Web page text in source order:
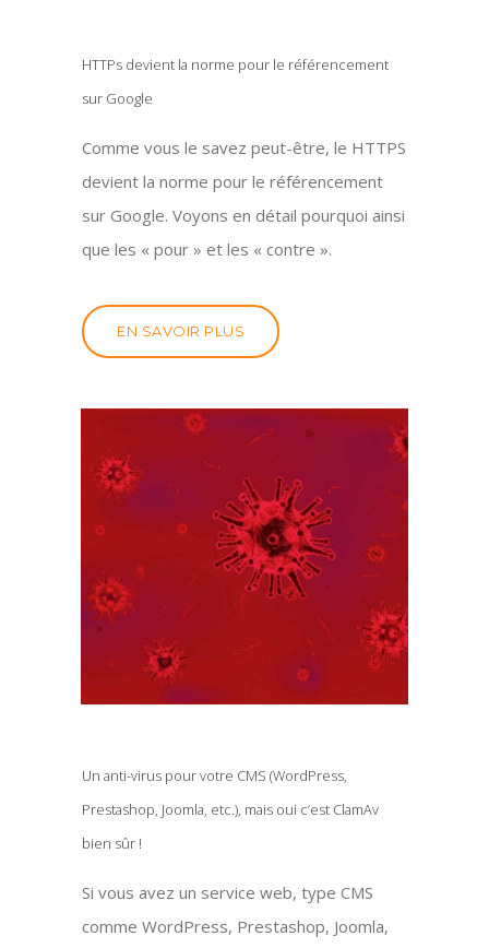
HTTPs devient la norme pour le référencement
sur Google
Comme vous le savez peut-être, le HTTPS
devient la norme pour le référencement
sur Google. Voyons en détail pourquoi ainsi
que les « pour » et les « contre ».
EN SAVOIR PLUS
Un anti-virus pour votre CMS (WordPress,
Prestashop, Joomla, etc.), mais oui c’est ClamAv
bien sûr !
Si vous avez un service web, type CMS
comme WordPress, Prestashop, Joomla,